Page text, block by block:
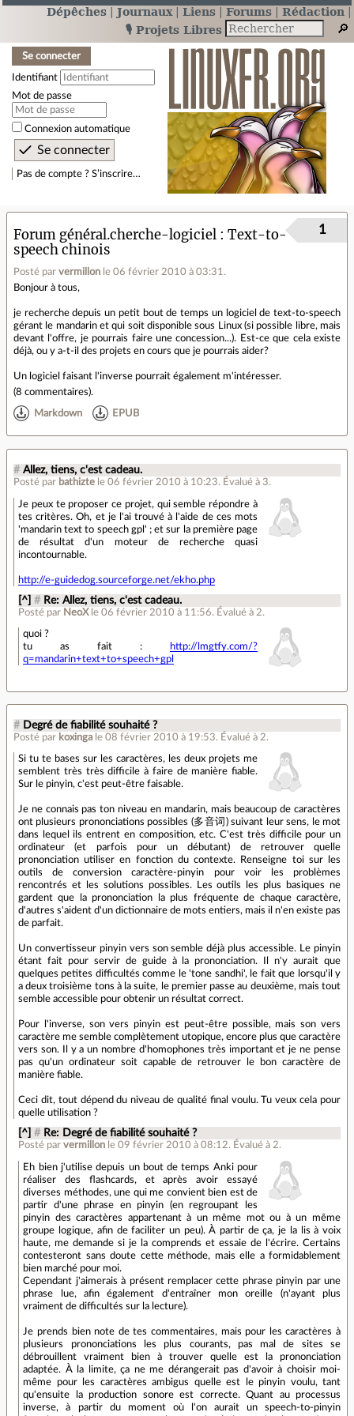
Dépêches Journaux Liens Forums
Rédaction
🎙️ Projets Libres
Se connecter
Identifiant
Mot de passe
Connexion automatique
Pas de compte ? S’inscrire…
Forum général.cherche-logiciel
Text-to-
speech chinois
Posté par vermillon le 06 février 2010 à 03:31 .
1
Bonjour à tous,
je recherche depuis un petit bout de temps un logiciel de text-to-speech
gérant le mandarin et qui soit disponible sous Linux (si possible libre, mais
devant l'offre, je pourrais faire une concession...). Est-ce que cela existe
déjà, ou y a-t-il des projets en cours que je pourrais aider?
Un logiciel faisant l'inverse pourrait également m'intéresser.
(8 commentaires).
Markdown EPUB
# Allez, tiens, c'est cadeau.
Posté par bathizte le 06 février 2010 à 10:23. Évalué à 3.
Je peux te proposer ce projet, qui semble répondre à
tes critères. Oh, et je l'ai trouvé à l'aide de ces mots
'mandarin text to speech gpl' ; et sur la première page
de résultat d'un moteur de recherche quasi
incontournable.
http://e-guidedog.sourceforge.net/ekho.php
[^] # Re: Allez, tiens, c'est cadeau.
Posté par NeoX le 06 février 2010 à 11:56. Évalué à 2.
quoi ?
tu as fait :
http://lmgtfy.com/?
q=mandarin+text+to+speech+gpl
# Degré de fiabilité souhaité ?
Posté par koxinga le 08 février 2010 à 19:53. Évalué à 2.
Si tu te bases sur les caractères, les deux projets me
semblent très très difficile à faire de manière fiable.
Sur le pinyin, c'est peut-être faisable.
Je ne connais pas ton niveau en mandarin, mais beaucoup de caractères
ont plusieurs prononciations possibles (多音词) suivant leur sens, le mot
dans lequel ils entrent en composition, etc. C'est très difficile pour un
ordinateur (et parfois pour un débutant) de retrouver quelle
prononciation utiliser en fonction du contexte. Renseigne toi sur les
outils de conversion caractère-pinyin pour voir les problèmes
rencontrés et les solutions possibles. Les outils les plus basiques ne
gardent que la prononciation la plus fréquente de chaque caractère,
d'autres s'aident d'un dictionnaire de mots entiers, mais il n'en existe pas
de parfait.
Un convertisseur pinyin vers son semble déjà plus accessible. Le pinyin
étant fait pour servir de guide à la prononciation. Il n'y aurait que
quelques petites difficultés comme le 'tone sandhi', le fait que lorsqu'il y
a deux troisième tons à la suite, le premier passe au deuxième, mais tout
semble accessible pour obtenir un résultat correct.
Pour l'inverse, son vers pinyin est peut-être possible, mais son vers
caractère me semble complètement utopique, encore plus que caractère
vers son. Il y a un nombre d'homophones très important et je ne pense
pas qu'un ordinateur soit capable de retrouver le bon caractère de
manière fiable.
Ceci dit, tout dépend du niveau de qualité final voulu. Tu veux cela pour
quelle utilisation ?
[^] # Re: Degré de fiabilité souhaité ?
Posté parvermillon le 09 février 2010 à 08:12. Évalué à2.
Eh bien j'utilise depuis un bout de temps Anki pour
réaliser des flashcards, et après avoir essayé
diverses méthodes, une qui me convient bien est de
partir d'une phrase en pinyin (en regroupant les
pinyin des caractères appartenant à un même mot ou à un même
groupe logique, afin de faciliter un peu). À partir de ça, je la lis à voix
haute, me demande si je la comprends et essaie de l'écrire. Certains
contesteront sans doute cette méthode, mais elle a formidablement
bien marché pour moi.
Cependant j'aimerais à présent remplacer cette phrase pinyin par une
phrase lue, afin également d'entraîner mon oreille (n'ayant plus
vraiment de difficultés sur la lecture).
Je prends bien note de tes commentaires, mais pour les caractères à
plusieurs prononciations les plus courants, pas mal de sites se
débrouillent vraiment bien à trouver quelle est la prononciation
adaptée. À la limite, ça ne me dérangerait pas d'avoir à choisir moi-
même pour les caractères ambigus quelle est le pinyin voulu, tant
qu'ensuite la production sonore est correcte. Quant au processus
inverse, à partir du moment où l'on aurait un speech-to-pinyin